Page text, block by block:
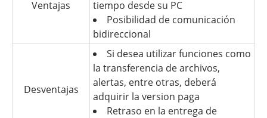
Ventajas
tiempo desde su PC
Posibilidad de comunicación
bidireccional
Desventajas
Si desea utilizar funciones como
la transferencia de archivos,
alertas, entre otras, deberá
adquirir la version paga
Retraso en la entrega de